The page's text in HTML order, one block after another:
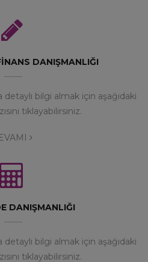
DANIŞMANLIĞI
bilgi almak için aşağıdaki
tıklayabilirsiniz.
DANIŞMANLIĞI
bilgi almak için aşağıdaki
tıklayabilirsiniz.